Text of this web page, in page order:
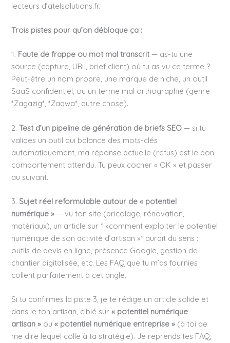
lecteurs d’atelsolutions.fr.
Trois pistes pour qu’on débloque ça :
1. Faute de frappe ou mot mal transcrit — as-tu une
source (capture, URL, brief client) où tu as vu ce terme ?
Peut-être un nom propre, une marque de niche, un outil
SaaS confidentiel, ou un terme mal orthographié (genre
*Zagazig*, *Zaqwa*, autre chose).
2.Test d’un pipeline de génération de briefs SEO — si tu
valides un outil qui balance des mots-clés
automatiquement, ma réponse actuelle (refus) est le bon
comportement attendu. Tu peux cocher « OK » et passer
au suivant.
3. Sujet réel reformulable autour de « potentiel
numérique » — vu ton site (bricolage, rénovation,
matériaux), un article sur * »comment exploiter le potentiel
numérique de son activité d’artisan »* aurait du sens :
outils de devis en ligne, présence Google, gestion de
chantier digitalisée, etc. Les FAQ que tu m’as fournies
collent parfaitement à cet angle.
Si tu confirmes la piste 3, je te rédige un article solide et
dans le ton artisan, ciblé sur« potentiel numérique
artisan » ou« potentiel numérique entreprise » (à toi de
me dire lequel colle à ta stratégie). Je reprends tes FAQ,